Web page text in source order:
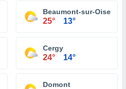
Beaumont-sur-Oise
25° 13°
Cergy
24° 14°
Domont